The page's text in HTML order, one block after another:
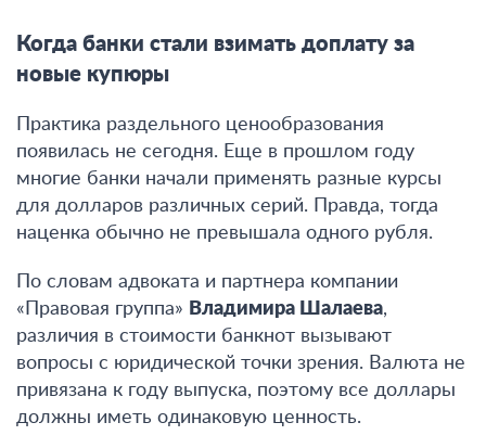
Когда банки стали взимать доплату за
новые купюры
Практика раздельного ценообразования
появилась не сегодня. Еще в прошлом году
многие банки начали применять разные курсы
для долларов различных серий. Правда, тогда
наценка обычно не превышала одного рубля.
По словам адвоката и партнера компании
«Правовая группа» Владимира Шалаева,
различия в стоимости банкнот вызывают
вопросы с юридической точки зрения. Валюта не
привязана к году выпуска, поэтому все доллары
должны иметь одинаковую ценность.